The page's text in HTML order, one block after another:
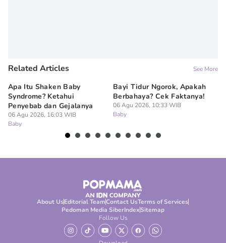
Related Articles See More
Apa Itu Shaken Baby
Syndrome? Ketahui
Penyebab dan Gejalanya
06 Agu 2026, 16:03 WIB
Baby
Bayi Tidur Ngorok, Apakah
Berbahaya? Cek Faktanya!
06 Agu 2026, 10:33 WIB
Baby
About UsEditorial TeamContact UsTerms of Services
Pedoman Media SiberIndexSitemap
Follow Us